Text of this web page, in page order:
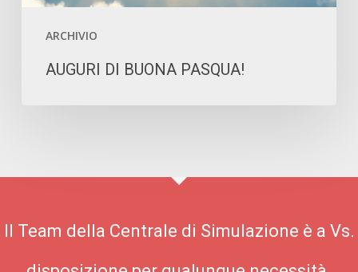
ARCHIVIO
AUGURI DI BUONA PASQUA!
Il Team della Centrale di Simulazione è a Vs.